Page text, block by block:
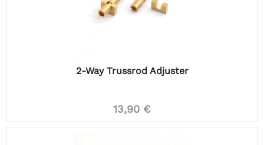
2-Way Trussrod Adjuster
13,90 €